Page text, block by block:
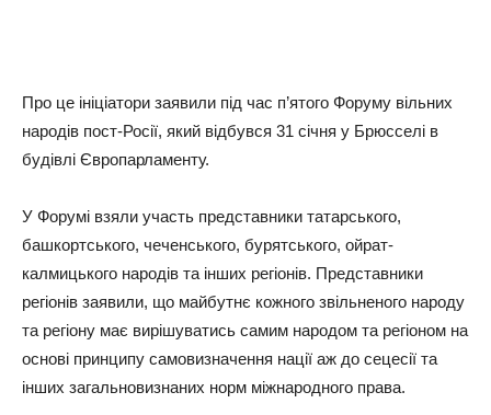
Про це ініціатори заявили під час п’ятого Форуму вільних
народів пост-Росії, який відбувся 31 січня у Брюсселі в
будівлі Європарламенту.
У Форумі взяли участь представники татарського,
башкортського, чеченського, бурятського, ойрат-
калмицького народів та інших регіонів. Представники
регіонів заявили, що майбутнє кожного звільненого народу
та регіону має вирішуватись самим народом та регіоном на
основі принципу самовизначення нації аж до сецесії та
інших загальновизнаних норм міжнародного права.